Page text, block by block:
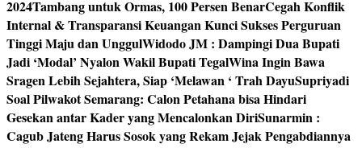
2024Tambang untuk Ormas, 100 Persen BenarCegah Konflik
Internal & Transparansi Keuangan Kunci Sukses Perguruan
Tinggi Maju dan UnggulWidodo JM : Dampingi Dua Bupati
Jadi ‘Modal’ Nyalon Wakil Bupati TegalWina Ingin Bawa
Sragen Lebih Sejahtera, Siap ‘Melawan ‘ Trah DayuSupriyadi
Soal Pilwakot Semarang: Calon Petahana bisa Hindari
Gesekan antar Kader yang Mencalonkan DiriSunarmin :
Cagub Jateng Harus Sosok yang Rekam Jejak Pengabdiannya